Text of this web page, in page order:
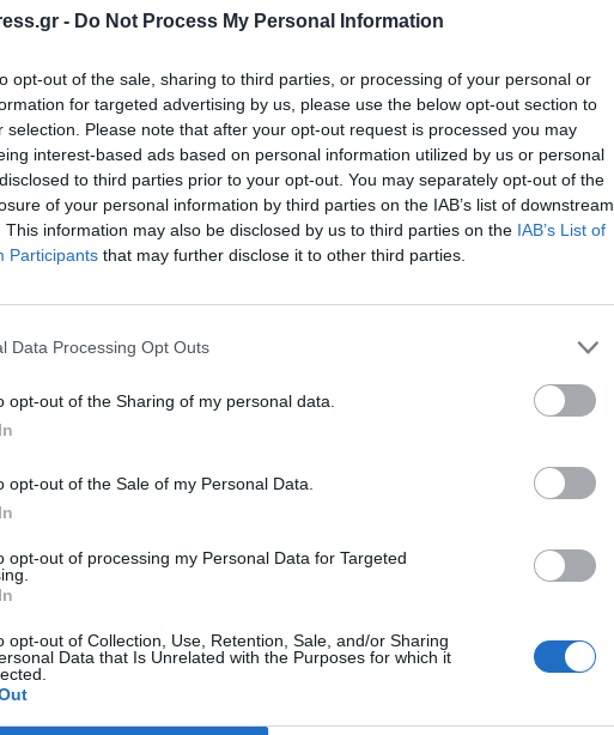
- Do Not Process My Personal Information
opt-out of the sale, sharing to third parties, or processing of your personal or
for targeted advertising by us, please use the below opt-out section to
selection. Please note that after your opt-out request is processed you may
interest-based ads based on personal information utilized by us or personal
to third parties prior to your opt-out. You may separately opt-out of the
of your personal information by third parties on the IAB’s list of downstream
This information may also be disclosed by us to third parties on the IAB’s List of
Participants that may further disclose it to other third parties.
Data Processing Opt Outs
opt-out of the Sharing of my personal data.
opt-out of the Sale of my Personal Data.
opt-out of processing my Personal Data for Targeted
opt-out of Collection, Use, Retention, Sale, and/or Sharing
Data that Is Unrelated with the Purposes for which it